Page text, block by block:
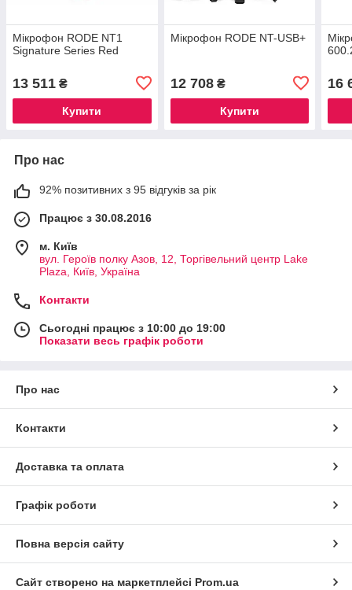
Мікрофон RODE NT1
Signature Series Red
13 511 ₴
Купити
Мікрофон RODE NT-USB+
12 708₴
Купити
16
Про нас
92% позитивних з 95 відгуків за рік
Працює з 30.08.2016
м. Київ
вул. Героїв полку Азов, 12, Торгівельний центр Lake
Plaza, Київ, Україна
Контакти
Сьогодні працює з 10:00 до 19:00
Показати весь графік роботи
Про нас
Контакти
Доставка та оплата
Графік роботи
Повна версія сайту
Сайт створено на маркетплейсі Prom.ua